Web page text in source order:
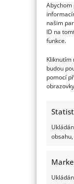
Abychom
našim
ID na
funkce.
Kliknutím
budou
pomocí